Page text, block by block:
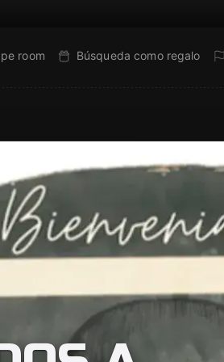
room Búsqueda como regalo